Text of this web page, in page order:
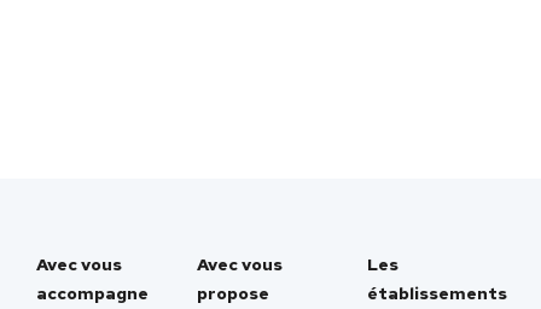
Avec vous
accompagne
Avec vous
propose
Les
établissements